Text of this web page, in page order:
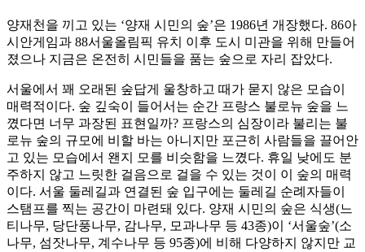
양재천을 끼고 있는 ‘양재 시민의 숲’은 1986년 개장했다. 86아
시안게임과 88서울올림픽 유치 이후 도시 미관을 위해 만들어
졌으나 지금은 온전히 시민들을 품는 숲으로 자리 잡았다.
서울에서 꽤 오래된 숲답게 울창하고 때가 묻지 않은 모습이
매력적이다. 숲 깊숙이 들어서는 순간 프랑스 불로뉴 숲을 느
꼈다면 너무 과장된 표현일까? 프랑스의 심장이라 불리는 불
로뉴 숲의 규모에 비할 바는 아니지만 포근히 사람들을 끌어안
고 있는 모습에서 왠지 모를 비슷함을 느꼈다. 휴일 낮에도 분
주하지 않고 느릿한 걸음으로 걸을 수 있는 것이 이 숲의 매력
이다. 서울 둘레길과 연결된 숲 입구에는 둘레길 순례자들이
스탬프를 찍는 공간이 마련돼 있다. 양재 시민의 숲은 식생(느
티나무, 당단풍나무, 감나무, 모과나무 등 43종)이 ‘서울숲’(소
나무, 섬잣나무, 계수나무 등 95종)에 비해 다양하지 않지만 교